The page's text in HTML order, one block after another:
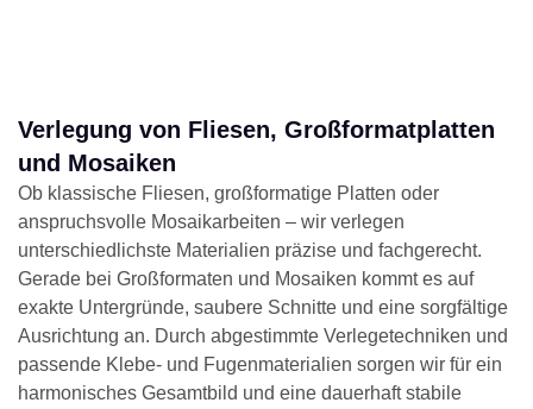
Verlegung von Fliesen, Großformatplatten
und Mosaiken
Ob klassische Fliesen, großformatige Platten oder
anspruchsvolle Mosaikarbeiten – wir verlegen
unterschiedlichste Materialien präzise und fachgerecht.
Gerade bei Großformaten und Mosaiken kommt es auf
exakte Untergründe, saubere Schnitte und eine sorgfältige
Ausrichtung an. Durch abgestimmte Verlegetechniken und
passende Klebe- und Fugenmaterialien sorgen wir für ein
harmonisches Gesamtbild und eine dauerhaft stabile